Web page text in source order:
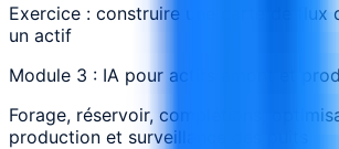
Exercice : construire une carte de flux
un actif
Module 3 : IA pour actifs amont et
Forage, réservoir, complétions,
production et surveillance des puits